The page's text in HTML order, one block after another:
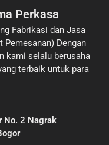
Perkasa
Fabrikasi dan Jasa
Pemesanan) Dengan
kami selalu berusaha
terbaik untuk para
No. 2 Nagrak